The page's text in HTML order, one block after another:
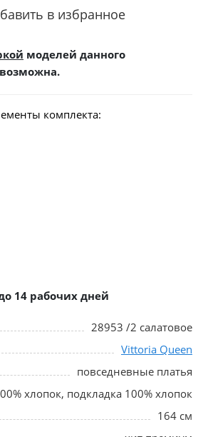
в избранное
моделей данного
комплекта:
14 рабочих дней
28953 /2 салатовое
Vittoria Queen
повседневные платья
хлопок, подкладка 100% хлопок
164 см